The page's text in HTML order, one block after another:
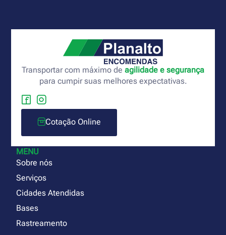
Transportar com máximo de agilidade e segurança
para cumpir suas melhores expectativas.
Cotação Online
MENU
Sobre nós
Serviços
Cidades Atendidas
Bases
Rastreamento